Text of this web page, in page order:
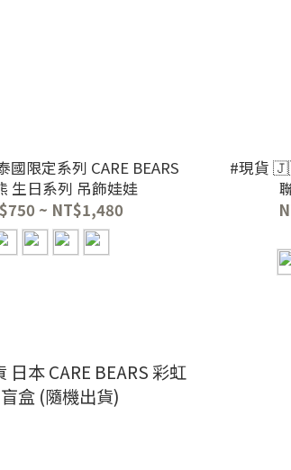
限定系列 CARE BEARS
生日系列 吊飾娃娃
~ NT$1,480
#現貨